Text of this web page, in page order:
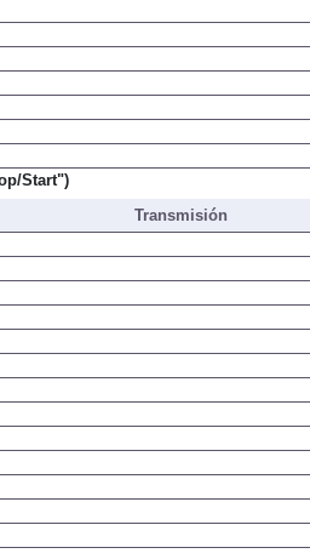
Start")
Transmisión